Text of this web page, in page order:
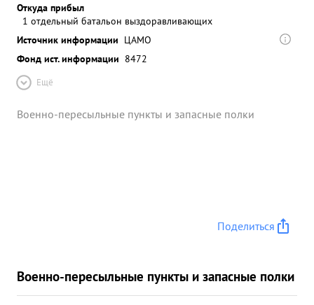
Откуда прибыл
1 отдельный батальон выздоравливающих
Источник информации ЦАМО
Фонд ист. информации 8472
Ещё
Военно-пересыльные пункты и запасные полки
Поделиться
Военно-пересыльные пункты и запасные полки